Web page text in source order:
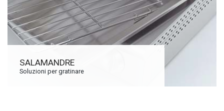
SALAMANDRE
Soluzioni per gratinare